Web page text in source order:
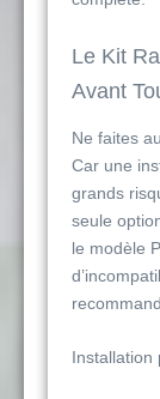
Le Kit
Avant
Ne faites
Car une
grands
seule
le modèle
Installation